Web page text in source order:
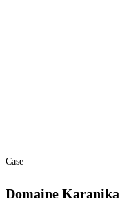
Case
Domaine Karanika